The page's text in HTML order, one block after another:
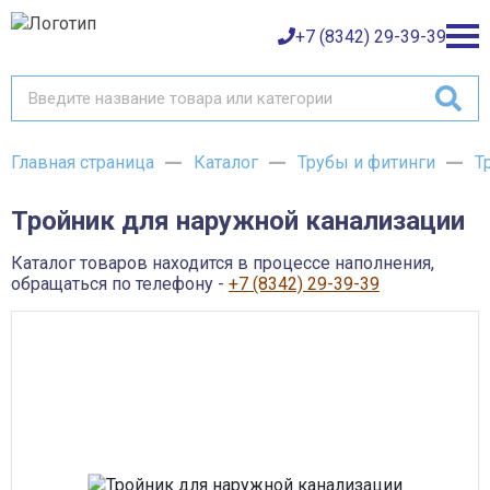
+7 (8342) 29-39-39
Каталог товаров
Баки и емкости АНИОН
Детали трубопроводов и уплотнения
Запорная и регулирующая арматура
Инструмент
О компании
Оплата
Главная страница Каталог Трубы и фитинги
Тройник для наружной канализации
Каталог товаров находится в процессе наполнения,
обращаться по телефону - +7 (8342) 29-39-39